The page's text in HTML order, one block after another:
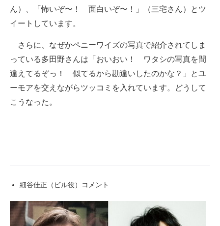
ん）、「怖いぞ〜！ 面白いぞ〜！」（三宅さん）とツ
イートしています。
さらに、なぜかペニーワイズの写真で紹介されてしま
っている多田野さんは「おいおい！ ワタシの写真を間
違えてるぞっ！ 似てるから勘違いしたのかな？」とユ
ーモアを交えながらツッコミを入れています。どうして
こうなった。
細谷佳正（ビル役）コメント